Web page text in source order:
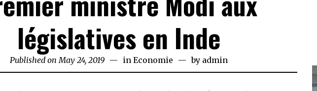
législatives en Inde
Published on May 24, 2019 in Economie by admin